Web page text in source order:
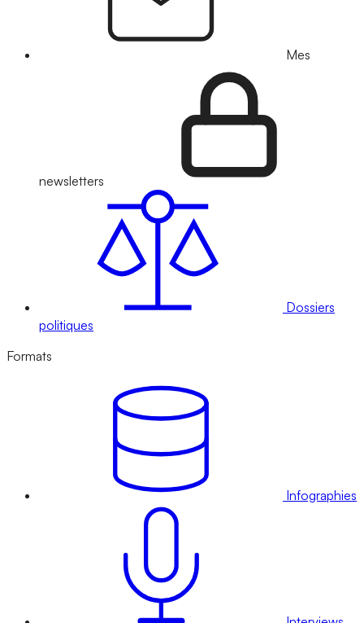
Mes
newsletters
Dossiers
politiques
Formats
Infographies